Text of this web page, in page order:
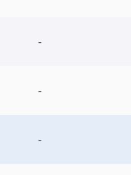
-
-
-